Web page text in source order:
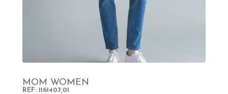
MOM WOMEN
REF: 1161407,01